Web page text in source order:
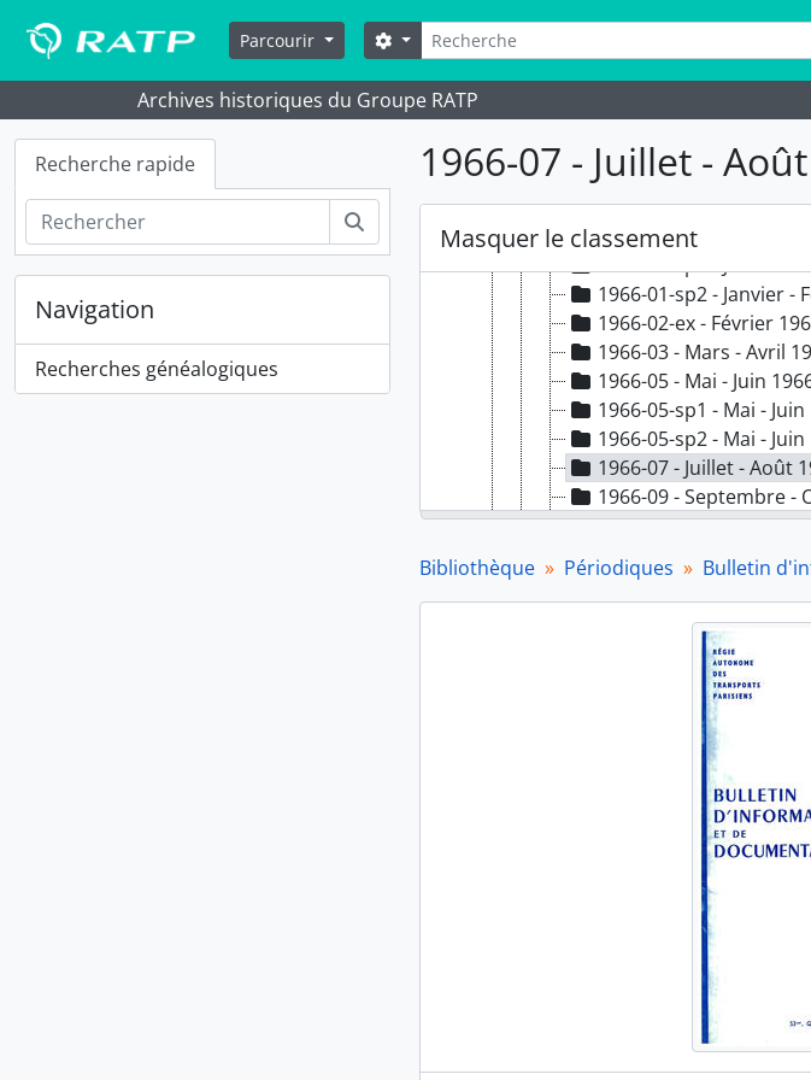
Skip to main content
Parcourir
Rechercher
Options de recherche
Archives historiques du Groupe RATP
Recherche rapide
Navigation
Recherches généalogiques
1966-07 - Juillet -
Masquer le classement
1961
1963
1964
1965
1966
1966-01 - Janvier -
1966-01-sp1 - Janvier -
1966-01-sp2 - Janvier -
1966-02-ex - Février
1966-03 - Mars - Avril
1966-05 - Mai - Juin
1966-05-sp1 - Mai -
1966-05-sp2 - Mai -
1966-07 - Juillet - Août
1966-09 - Septembre -
1966-11 - Novembre -
1966-11-sp -
1967
PER2 - Entre les lignes (1975-
Bibliothèque Périodiques Bulletin